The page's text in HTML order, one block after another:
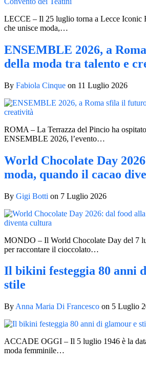
LECCE – Il 25 luglio torna a Lecce Iconic
che unisce moda,…
ENSEMBLE 2026, a
della moda tra talento e
By Fabiola Cinque on 11 Luglio 2026
ROMA – La Terrazza del Pincio ha
ENSEMBLE 2026, l’evento…
World Chocolate Day
moda, quando il cacao
By Gigi Botti on 7 Luglio 2026
MONDO – Il World Chocolate Day del 7
per raccontare il cioccolato…
Il bikini festeggia 80 anni
stile
By Anna Maria Di Francesco on 5 Luglio
ACCADE OGGI – Il 5 luglio 1946 è la
moda femminile…